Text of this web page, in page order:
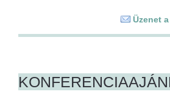
Üzenet